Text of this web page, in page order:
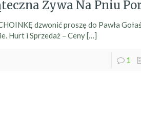
Żywa Na Pniu
dzwonić proszę do Pawła
Hurt i Sprzedaż – Ceny[…]
1